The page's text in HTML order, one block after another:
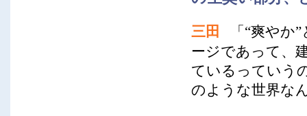
三田
「“爽やか
ージであって、
ているっていう
のような世界な